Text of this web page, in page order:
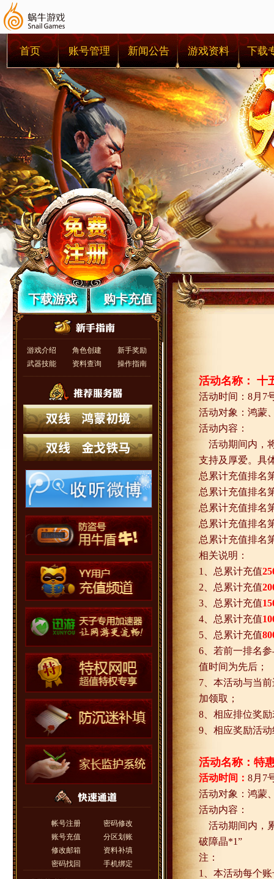
首页 账号管理 新闻公告 游戏资料 下载
下载游戏 购卡充值
游戏介绍 角色创建
新手奖励
武器技能
资料查询 操作指南
帐号注册
密码修改
账号充值
分区划账
修改邮箱
资料补填
密码找回
手机绑定
活动名称： 十
活动时间： 8月 7
活动对象：鸿蒙
活动内容：
活动期间内，
支持及厚爱。具
总累计充值排名
总累计充值排名
总累计充值排名
总累计充值排名
总累计充值排名
相关说明：
1
、总累计充值
2 、总累计充值
3 、总累计充值
4 、总累计充值
5 、总累计充值
6 、若前一排名
值时间为先后；
7 、本活动与当
加领取；
8 、相应排位奖
9 、相应奖励活
活动名称：特
活动时间： 8月 7
活动对象：鸿蒙
活动内容：
活动期间内，
破障晶*1”
注：
1
、本活动每个